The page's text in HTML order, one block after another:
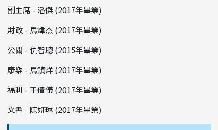
副主席 - 潘傑 (2017年畢業)
財政 - 馬煒杰 (2017年畢業)
公關 - 仇智聰 (2015年畢業)
康樂 - 馬鎮烊 (2017年畢業)
福利 - 王倩儀 (2017年畢業)
文書 - 陳妍琳 (2017年畢業)